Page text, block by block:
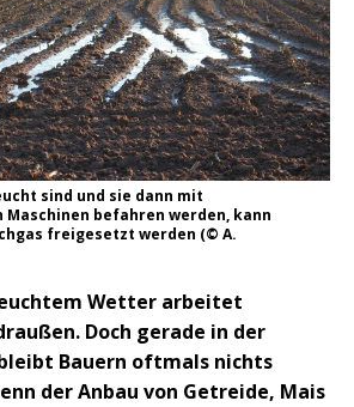
sind und sie dann mit
befahren werden, kann
freigesetzt werden (© A.
Wetter arbeitet
Doch gerade in der
Bauern oftmals nichts
der Anbau von Getreide, Mais